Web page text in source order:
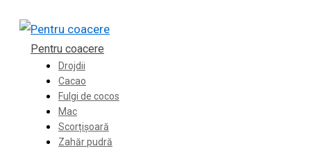
Pentru coacere
Drojdii
Cacao
Fulgi de cocos
Mac
Scorțișoară
Zahăr pudră